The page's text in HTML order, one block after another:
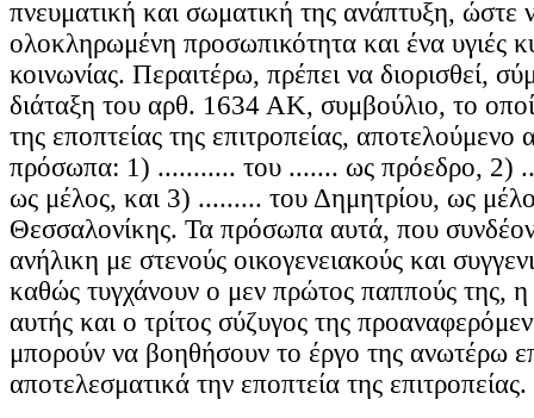
πνευματική και σωματική της ανάπτυξη, ώστε
ολοκληρωμένη προσωπικότητα και ένα υγιές
κοινωνίας. Περαιτέρω, πρέπει να διορισθεί,
διάταξη του αρθ. 1634 ΑΚ, συμβούλιο, το
της εποπτείας της επιτροπείας, αποτελούμενο
πρόσωπα: 1) ........... του ....... ως πρόεδρο, 2)
ως μέλος, και 3) ......... του Δημητρίου, ως
Θεσσαλονίκης. Τα πρόσωπα αυτά, που
ανήλικη με στενούς οικογενειακούς και
καθώς τυγχάνουν ο μεν πρώτος παππούς της, η
αυτής και ο τρίτος σύζυγος της
μπορούν να βοηθήσουν το έργο της ανωτέρω
αποτελεσματικά την εποπτεία της επιτροπείας.